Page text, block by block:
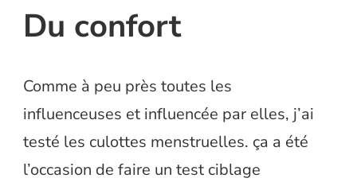
Du confort
Comme à peu près toutes les
influenceuses et influencée par elles, j’ai
testé les culottes menstruelles. ça a été
l’occasion de faire un test ciblage